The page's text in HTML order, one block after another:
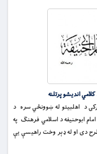
انديشو پرتلنه
د اهلبيتو له ښوونځي سره د
ابوحنيفه د اسلامي فرهنګ په
دى او له ډېر وخت راهيسې يې